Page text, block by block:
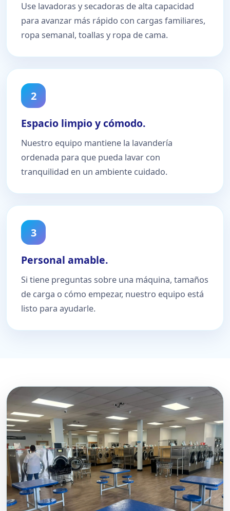
Use lavadoras y secadoras de alta capacidad
para avanzar más rápido con cargas familiares,
ropa semanal, toallas y ropa de cama.
2
Espacio limpio y cómodo.
Nuestro equipo mantiene la lavandería
ordenada para que pueda lavar con
tranquilidad en un ambiente cuidado.
3
Personal amable.
Si tiene preguntas sobre una máquina, tamaños
de carga o cómo empezar, nuestro equipo está
listo para ayudarle.